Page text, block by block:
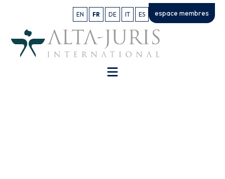
EN FR DE IT ES espace membres